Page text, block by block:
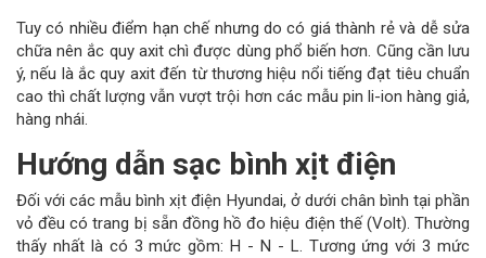
Tuy có nhiều điểm hạn chế nhưng do có giá thành rẻ và dễ sửa
chữa nên ắc quy axit chì được dùng phổ biến hơn. Cũng cần lưu
ý, nếu là ắc quy axit đến từ thương hiệu nổi tiếng đạt tiêu chuẩn
cao thì chất lượng vẫn vượt trội hơn các mẫu pin li-ion hàng giả,
hàng nhái.
Hướng dẫn sạc bình xịt điện
Đối với các mẫu bình xịt điện Hyundai, ở dưới chân bình tại phần
vỏ đều có trang bị sẵn đồng hồ đo hiệu điện thế (Volt). Thường
thấy nhất là có 3 mức gồm: H - N - L. Tương ứng với 3 mức